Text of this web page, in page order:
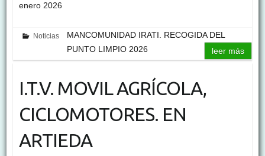
enero 2026
Noticias
MANCOMUNIDAD IRATI. RECOGIDA DEL
PUNTO LIMPIO 2026
leer más
I.T.V. MOVIL AGRÍCOLA,
CICLOMOTORES. EN
ARTIEDA